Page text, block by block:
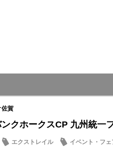
佐賀
クホークスCP 九州統一
エクストレイル イベント・フェ